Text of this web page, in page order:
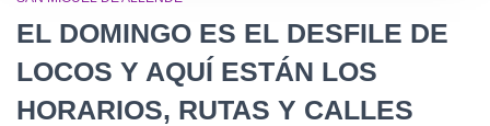
EL DOMINGO ES EL DESFILE DE
LOCOS Y AQUÍ ESTÁN LOS
HORARIOS, RUTAS Y CALLES